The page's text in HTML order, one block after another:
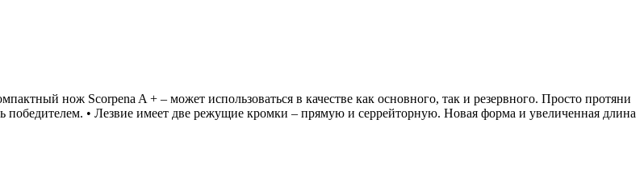
нож Scorpena A + – может использоваться в качестве как основного, так и резервного. Просто протяни
• Лезвие имеет две режущие кромки – прямую и серрейторную. Новая форма и увеличенная длина